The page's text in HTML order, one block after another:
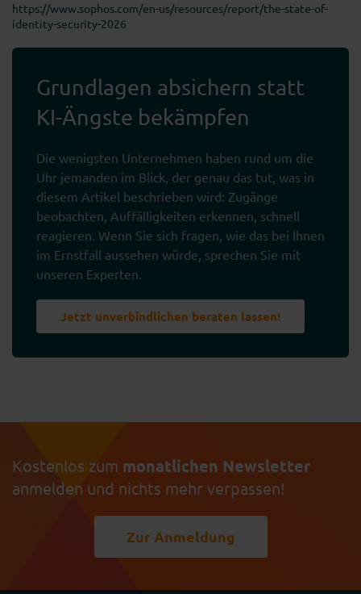
https://www.sophos.com/en-us/resources/report/the-state-of-
identity-security-2026
Grundlagen absichern statt
KI-Ängste bekämpfen
Die wenigsten Unternehmen haben rund um die
Uhr jemanden im Blick, der genau das tut, was in
diesem Artikel beschrieben wird: Zugänge
beobachten, Auffälligkeiten erkennen, schnell
reagieren. Wenn Sie sich fragen, wie das bei Ihnen
im Ernstfall aussehen würde, sprechen Sie mit
unseren Experten.
Jetzt unverbindlichen beraten lassen!
Kostenlos zum monatlichen Newsletter
anmelden und nichts mehr verpassen!
Zur Anmeldung